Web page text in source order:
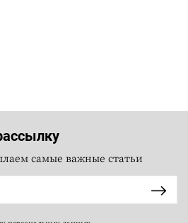
самые важные статьи